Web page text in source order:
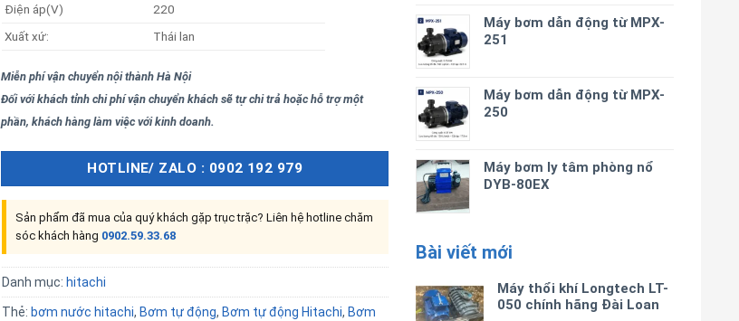
Máy bơm dẫn động từ MPX-
251
Máy bơm dẫn động từ MPX-
250
Máy bơm ly tâm phòng nổ
DYB-80EX
Bài viết mới
Máy thổi khí Longtech LT-
050 chính hãng Đài Loan
Điện áp(V)
220
Xuất xứ:
Thái lan
Miễn phí vận chuyển nội thành Hà Nội
Đối với khách tỉnh chi phí vận chuyển khách sẽ tự chi trả hoặc hỗ trợ một
phần, khách hàng làm việc với kinh doanh.
HOTLINE/ ZALO : 0902 192 979
Sản phẩm đã mua của quý khách gặp trục trặc? Liên hệ hotline chăm
sóc khách hàng 0902.59.33.68
Danh mục: hitachi
Thẻ: bơm nước hitachi, Bơm tự động, Bơm tự động Hitachi, Bơm